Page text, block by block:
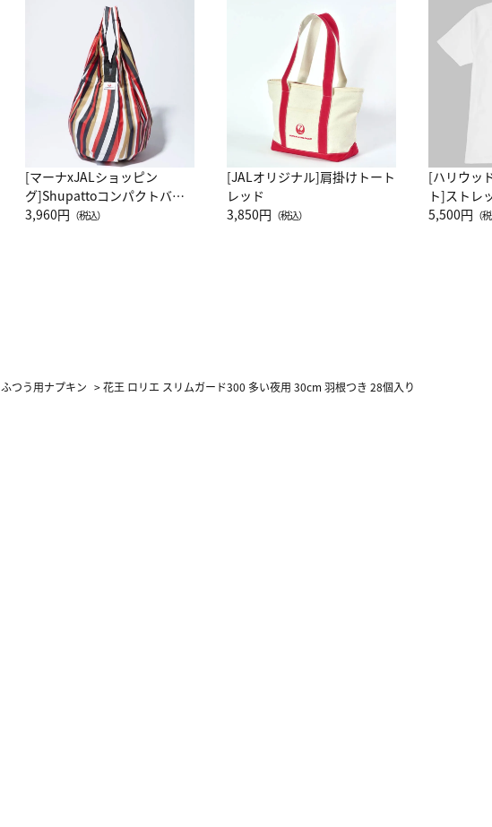
[マーナxJALショッピン
グ]Shupattoコンパクトバッ
グ Drop JAL客室乗務員
3,960円 （税込）
[JALオリジナル]肩掛けトート
レッド
3,850円 （税込）
[ハリウッ
ト]ストレ
ーネック別
5,500円 （
ふつう用ナプキン >花王 ロリエ スリムガード300 多い夜用 30cm 羽根つき 28個入り